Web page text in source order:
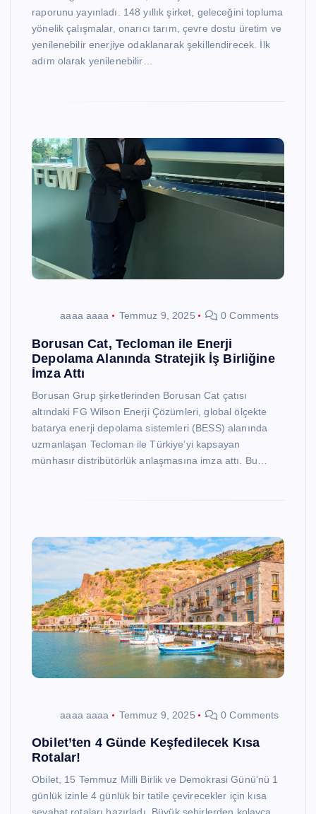
raporunu yayınladı. 148 yıllık şirket, geleceğini topluma
yönelik çalışmalar, onarıcı tarım, çevre dostu üretim ve
yenilenebilir enerjiye odaklanarak şekillendirecek. İlk
adım olarak yenilenebilir…
aaaa aaaa Temmuz 9, 2025 0 Comments
Borusan Cat, Tecloman ile Enerji
Depolama Alanında Stratejik İş Birliğine
İmza Attı
Borusan Grup şirketlerinden Borusan Cat çatısı
altındaki FG Wilson Enerji Çözümleri, global ölçekte
batarya enerji depolama sistemleri (BESS) alanında
uzmanlaşan Tecloman ile Türkiye’yi kapsayan
münhasır distribütörlük anlaşmasına imza attı. Bu…
aaaa aaaa Temmuz 9, 2025 0 Comments
Obilet’ten 4 Günde Keşfedilecek Kısa
Rotalar!
Obilet, 15 Temmuz Milli Birlik ve Demokrasi Günü’nü 1
günlük izinle 4 günlük bir tatile çevirecekler için kısa